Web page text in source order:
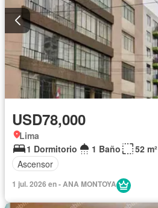
USD78,000
Lima
1 Dormitorio
1 Baño
52 m²
Ascensor
1 jul. 2026 en - ANA MONTOYA